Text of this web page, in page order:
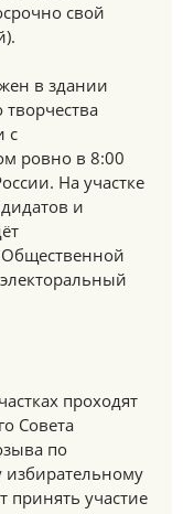
свой
в здании
с
ровно в 8:00
На участке
и
проходят
Совета
по
принять участие